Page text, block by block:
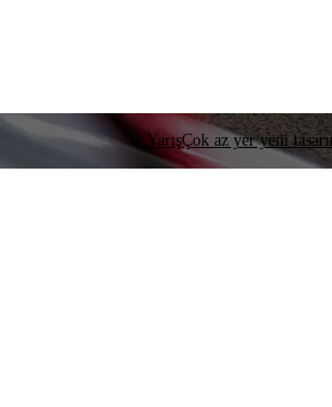
YarışÇok az yer yeni